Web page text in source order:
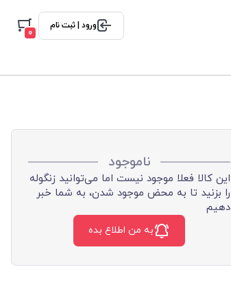
ورود | ثبت نام
0
ناموجود
این کالا فعلا موجود نیست اما می‌توانید زنگوله
را بزنید تا به محض موجود شدن، به شما خبر
دهیم
به من اطلاع بده